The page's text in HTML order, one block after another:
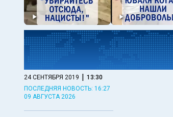
24 СЕНТЯБРЯ 2019 | 13:30
ПОСЛЕДНЯЯ НОВОСТЬ: 16:27
09 АВГУСТА 2026